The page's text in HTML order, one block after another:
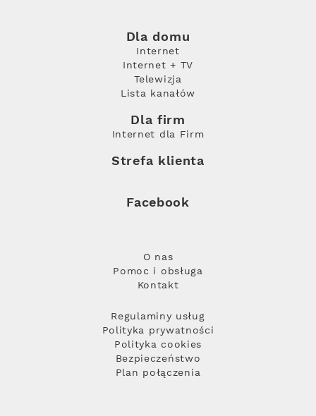
Dla domu
Internet
Internet + TV
Telewizja
Lista kanałów
Dla firm
Internet dla Firm
Strefa klienta
Facebook
O nas
Pomoc i obsługa
Kontakt
Regulaminy usług
Polityka prywatności
Polityka cookies
Bezpieczeństwo
Plan połączenia